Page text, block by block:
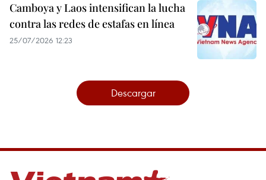
Camboya y Laos intensifican la lucha
contra las redes de estafas en línea
25/07/2026 12:23
Descargar